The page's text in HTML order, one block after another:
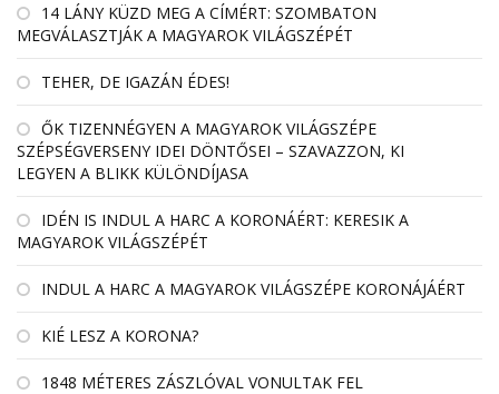
14 LÁNY KÜZD MEG A CÍMÉRT: SZOMBATON
MEGVÁLASZTJÁK A MAGYAROK VILÁGSZÉPÉT
TEHER, DE IGAZÁN ÉDES!
ŐK TIZENNÉGYEN A MAGYAROK VILÁGSZÉPE
SZÉPSÉGVERSENY IDEI DÖNTŐSEI – SZAVAZZON, KI
LEGYEN A BLIKK KÜLÖNDÍJASA
IDÉN IS INDUL A HARC A KORONÁÉRT: KERESIK A
MAGYAROK VILÁGSZÉPÉT
INDUL A HARC A MAGYAROK VILÁGSZÉPE KORONÁJÁÉRT
KIÉ LESZ A KORONA?
1848 MÉTERES ZÁSZLÓVAL VONULTAK FEL